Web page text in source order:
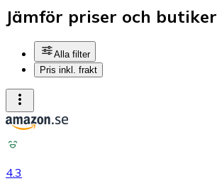
Jämför priser och butiker
Alla filter
Pris inkl. frakt
4.3